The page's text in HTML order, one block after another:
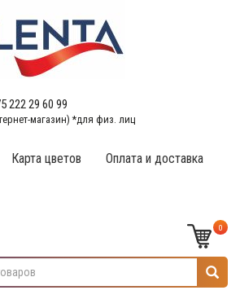
222 29 60 99
магазин) *для физ. лиц
Оплата и доставка
Карта цветов
0